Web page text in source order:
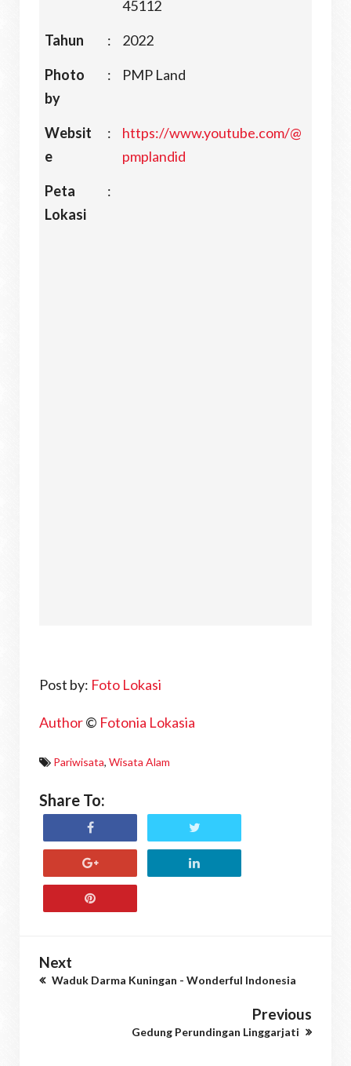
45112
Tahun
:
2022
Photo
by
: PMP Land
Websit
e
:
https://www.youtube.com/@
pmplandid
Peta
Lokasi
:
Post by: Foto Lokasi
Author© Fotonia Lokasia
Pariwisata, Wisata Alam
Share To:
Next
Waduk Darma Kuningan - Wonderful Indonesia
Previous
Gedung Perundingan Linggarjati